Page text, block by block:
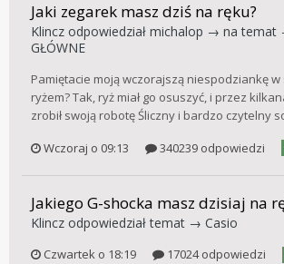
Jaki zegarek masz dziś na ręku?
Klincz odpowiedział michalop → na temat
GŁÓWNE
Pamiętacie moją wczorajszą niespodziankę w
ryżem? Tak, ryż miał go osuszyć, i przez
zrobił swoją robotę Śliczny i bardzo czytelny
Wczoraj o 09:13
340239 odpowiedzi
Jakiego G-shocka masz dzisiaj na
Klincz odpowiedział temat → Casio
Czwartek o 18:19 17024 odpowiedzi